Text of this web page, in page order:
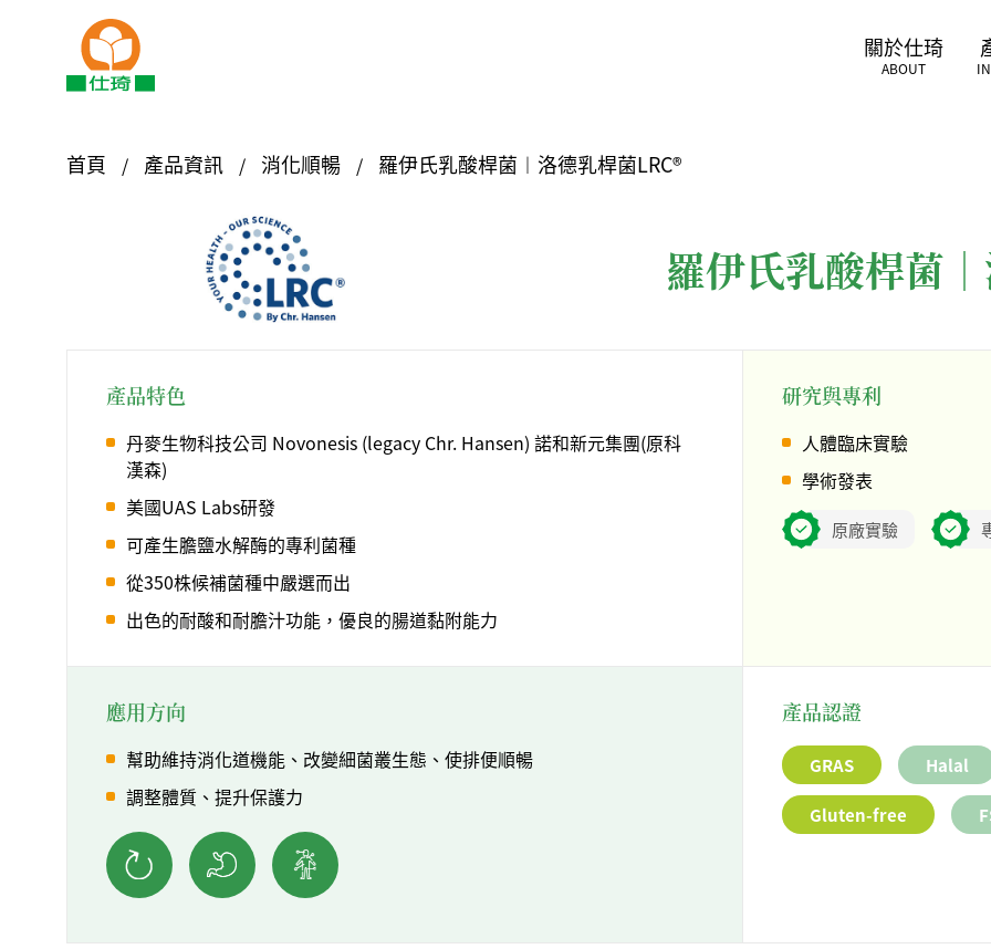
關於仕琦
ABOUT
首頁 產品資訊 消化順暢 羅伊氏乳酸桿菌︱洛德乳桿菌LRC®
羅伊氏乳酸桿菌
產品特色
丹麥生物科技公司 Novonesis (legacy Chr. Hansen) 諾和新元集團(原科
漢森)
美國UAS Labs研發
可產生膽鹽水解酶的專利菌種
從350株候補菌種中嚴選而出
出色的耐酸和耐膽汁功能，優良的腸道黏附能力
研究與專利
人體臨床實驗
學術發表
原廠實驗
應用方向
幫助維持消化道機能、改變細菌叢生態、使排便順暢
調整體質、提升保護力
產品認證
GRAS Halal
Gluten-free